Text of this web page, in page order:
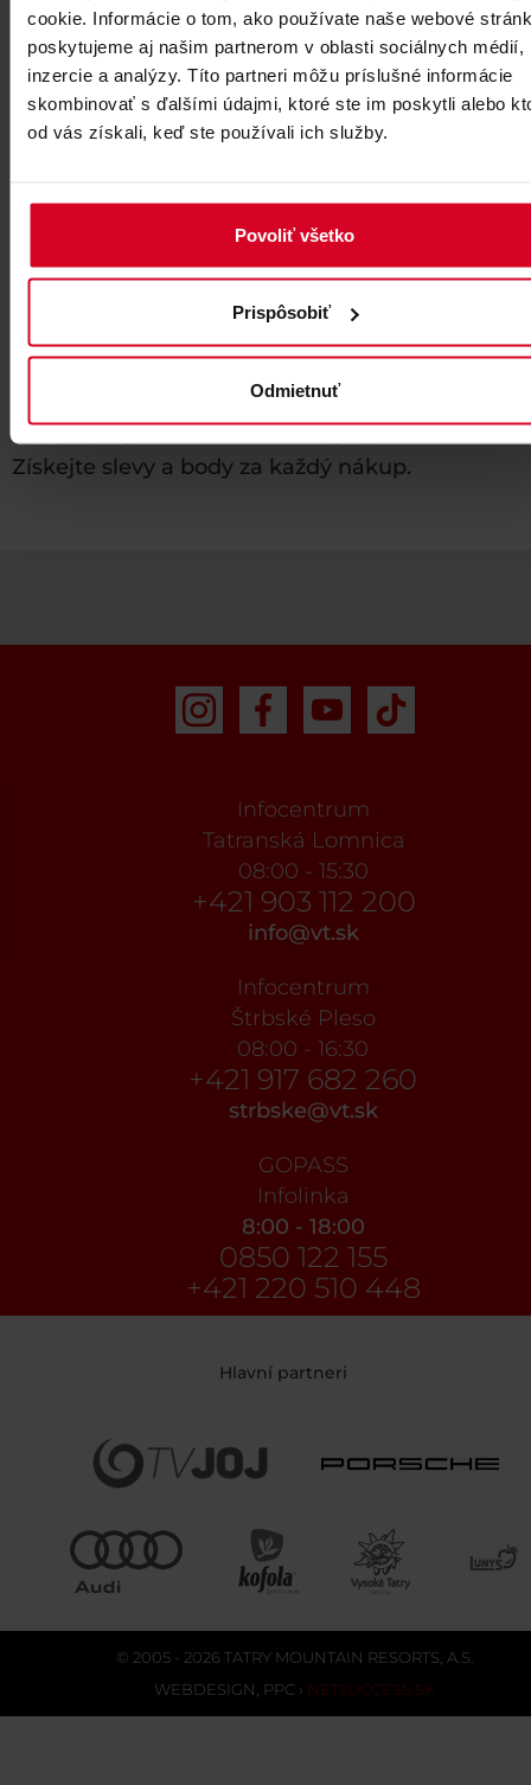
cookie. Informácie o tom, ako používate naše webové
poskytujeme aj našim partnerom v oblasti sociálnych médií,
inzercie a analýzy. Títo partneri môžu príslušné informácie
skombinovať s ďalšími údajmi, ktoré ste im poskytli alebo
od vás získali, keď ste používali ich služby.
Povoliť všetko
Prispôsobiť
Odmietnuť
INFO
Nakupujte on-line na:gopass.travel
Získejte slevy a body za každý nákup.
Infocentrum
Tatranská Lomnica
08:00 - 15:30
+421 903 112 200
info@vt.sk
Infocentrum
Štrbské Pleso
08:00 - 16:30
+421 917 682 260
strbske@vt.sk
GOPASS
Infolinka
8:00 - 18:00
0850 122 155
+421 220 510 448
Hlavní partneri
© 2005 - 2026 TATRY MOUNTAIN RESORTS, A.S.
WEBDESIGN PPC › NETSUCCESS.SK